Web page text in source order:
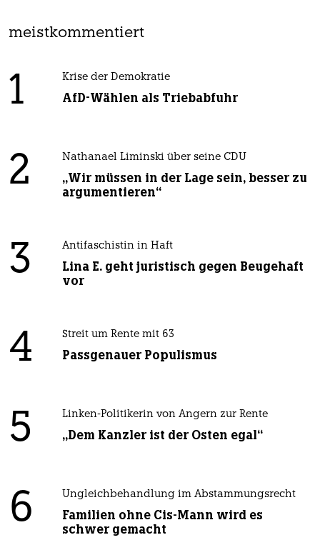
meistkommentiert
1 Krise der Demokratie
AfD-Wählen als Triebabfuhr
2 Nathanael Liminski über seine CDU
„Wir müssen in der Lage sein, besser zu
argumentieren“
3 Antifaschistin in Haft
Lina E. geht juristisch gegen Beugehaft
vor
4 Streit um Rente mit 63
Passgenauer Populismus
5 Linken-Politikerin von Angern zur Rente
„Dem Kanzler ist der Osten egal“
6 Ungleichbehandlung im Abstammungsrecht
Familien ohne Cis-Mann wird es
schwer gemacht